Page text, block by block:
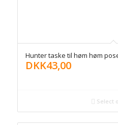
Hunter taske til høm høm
DKK43,00
Select